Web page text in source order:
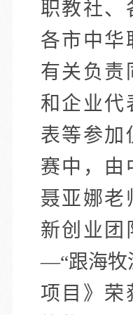
职教社、
各市中华
有关负责
和企业代
表等参加
赛中，由
聂亚娜老
新创业团
—“跟海牧
项目》荣